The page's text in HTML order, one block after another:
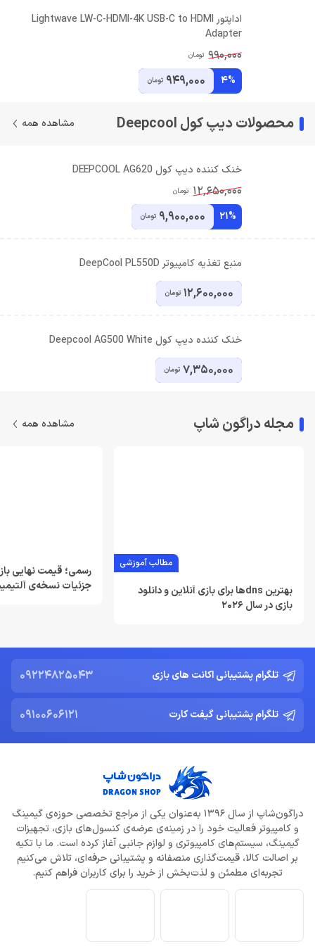
اداپتور Lightwave LW-C-HDMI-4K USB-C to HDMI
Adapter
990,000 تومان
4%
949,000 تومان
محصولات دیپ کول Deepcool مشاهده همه
خنک کننده دیپ کول DEEPCOOL AG620
12,650,000 تومان
21%
9,900,000 تومان
منبع تغذیه کامپیوتر DeepCool PL550D
12,600,000 تومان
خنک کننده دیپ کول Deepcool AG500 White
7,350,000 تومان
مجله دراگون شاپ مشاهده همه
مطالب آموزشی
بهترین dnsها برای بازی آنلاین و دانلود
بازی در سال 2026
جزئیات نسخه‌ی
تلگرام پشتیبانی اکانت های بازی 09224825043
تلگرام پشتیبانی گیفت کارت 09100606121
دراگون‌شاپ از سال ۱۳۹۶ به‌عنوان یکی از مراجع تخصصی حوزه‌ی گیمینگ
و کامپیوتر فعالیت خود را در زمینه‌ی عرضه‌ی کنسول‌های بازی، تجهیزات
گیمینگ، سیستم‌های کامپیوتری و لوازم جانبی آغاز کرده است. ما با تکیه
بر اصالت کالا، قیمت‌گذاری منصفانه و پشتیبانی حرفه‌ای، تلاش می‌کنیم
تجربه‌ای مطمئن و لذت‌بخش از خرید را برای کاربران فراهم کنیم.